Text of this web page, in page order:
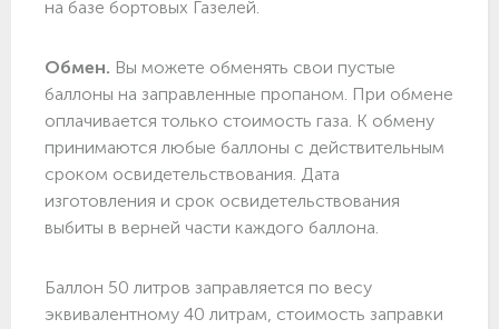
на базе бортовых Газелей.
Обмен. Вы можете обменять свои пустые
баллоны на заправленные пропаном. При обмене
оплачивается только стоимость газа. К обмену
принимаются любые баллоны с действительным
сроком освидетельствования. Дата
изготовления и срок освидетельствования
выбиты в верней части каждого баллона.
Баллон 50 литров заправляется по весу
эквивалентному 40 литрам, стоимость заправки